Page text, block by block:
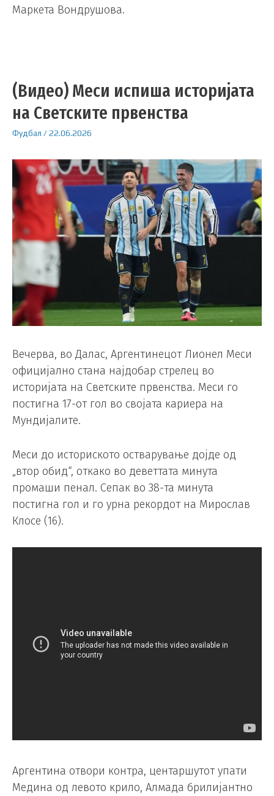
Маркета Вондрушова.
(Видео) Меси испиша историјата
на Светските првенства
Фудбал /22.06.2026
Вечерва, во Далас, Аргентинецот Лионел Меси
официјално стана најдобар стрелец во
историјата на Светските првенства. Меси го
постигна 17-от гол во својата кариера на
Мундијалите.
Меси до историското остварување дојде од
„втор обид“, откако во деветтата минута
промаши пенал. Сепак во 38-та минута
постигна гол и го урна рекордот на Мирослав
Клосе (16).
Аргентина отвори контра, центаршутот упати
Медина од левото крило, Алмада брилијантно